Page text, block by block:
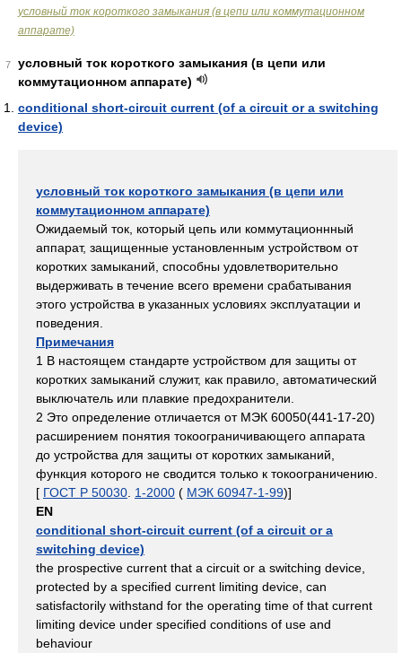
условный ток короткого замыкания (в цепи или коммутационном
аппарате)
7
условный ток короткого замыкания (в цепи или
коммутационном аппарате)
conditional short-circuit current (of a circuit or a switching
device)
условный ток короткого замыкания (в цепи или
коммутационном аппарате)
Ожидаемый ток, который цепь или коммутационнный
аппарат, защищенные установленным устройством от
коротких замыканий, способны удовлетворительно
выдерживать в течение всего времени срабатывания
этого устройства в указанных условиях эксплуатации и
поведения.
Примечания
1 В настоящем стандарте устройством для защиты от
коротких замыканий служит, как правило, автоматический
выключатель или плавкие предохранители.
2 Это определение отличается от МЭК 60050(441-17-20)
расширением понятия токоограничивающего аппарата
до устройства для защиты от коротких замыканий,
функция которого не сводится только к токоограничению.
[ ГОСТ Р 50030 1-2000 ( МЭК 60947-1-99)]
EN
conditional short-circuit current (of a circuit or a
switching device)
the prospective current that a circuit or a switching device,
protected by a specified current limiting device, can
satisfactorily withstand for the operating time of that current
limiting device under specified conditions of use and
behaviour